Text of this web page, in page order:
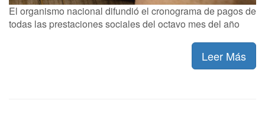
El organismo nacional difundió el cronograma de pagos de
todas las prestaciones sociales del octavo mes del año
Leer Más